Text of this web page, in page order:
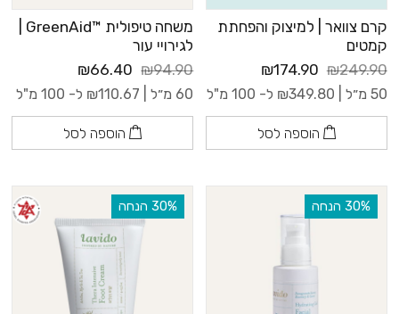
קרם צוואר | למיצוק והפחתת
קמטים
₪249.90
₪174.90
50 מ״ל | ₪349.80 ל- 100 מ"ל
הוספה לסל
לגירויי עור
₪94.90
₪66.40
60 מ״ל | ₪110.67 ל- 100 מ"ל
הוספה לסל
‫30% הנחה ‫30% הנחה